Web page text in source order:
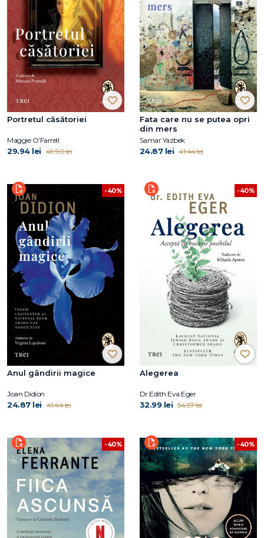
Portretul căsătoriei
Maggie O’Farrell
29.94 lei 49.90 lei
Fata care nu se putea opri
din mers
Samar Yazbek
24.87 lei 41.44 lei
-40%
Anul gândirii magice
Joan Didion
24.87 lei 41.44 lei
-40%
Alegerea
Dr.Edith Eva Eger
32.99 lei 54.97 lei
-40% -40%